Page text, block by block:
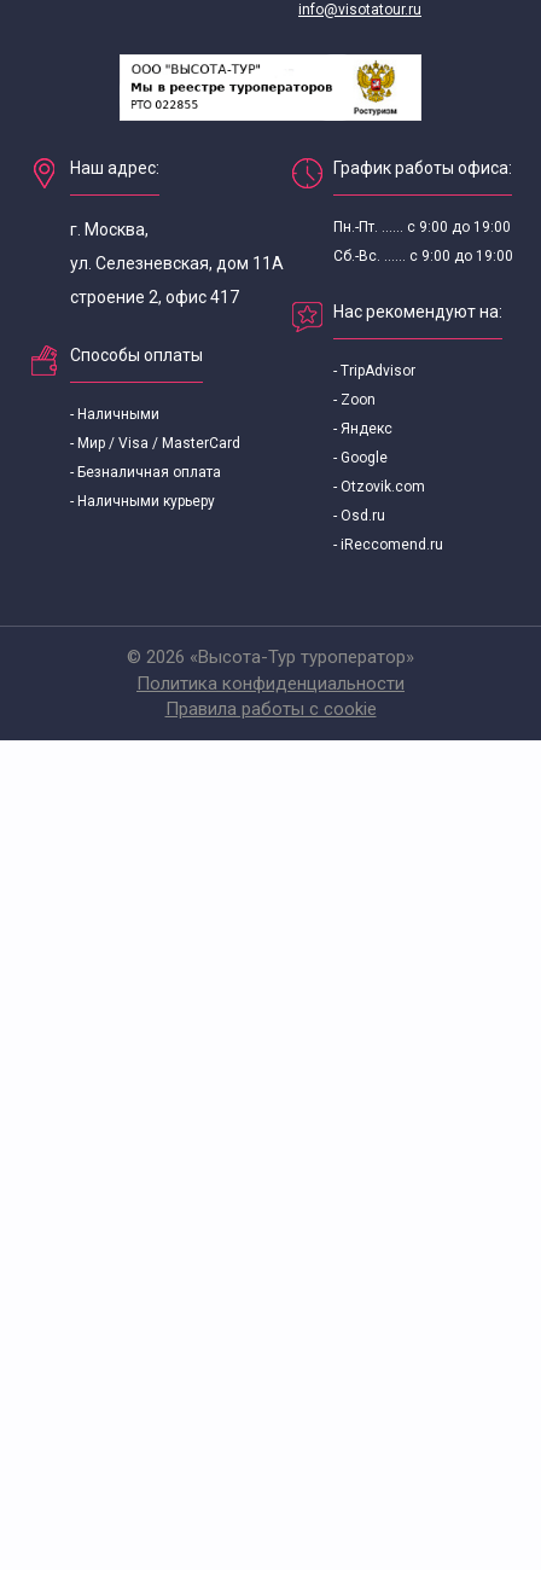
info@visotatour.ru
Наш адрес:
г. Москва,
ул. Селезневская, дом 11А
строение 2, офис 417
Способы оплаты
- Наличными
- Мир / Visa / MasterCard
- Безналичная оплата
- Наличными курьеру
График работы офиса:
Пн.-Пт. ...... с 9:00 до 19:00
Сб.-Вс. ...... с 9:00 до 19:00
Нас рекомендуют на:
- TripAdvisor
- Zoon
- Яндекс
- Google
- Otzovik.com
- Osd.ru
- iReccomend.ru
© 2026 «Высота-Тур туроператор»
Политика конфиденциальности
Правила работы с cookie